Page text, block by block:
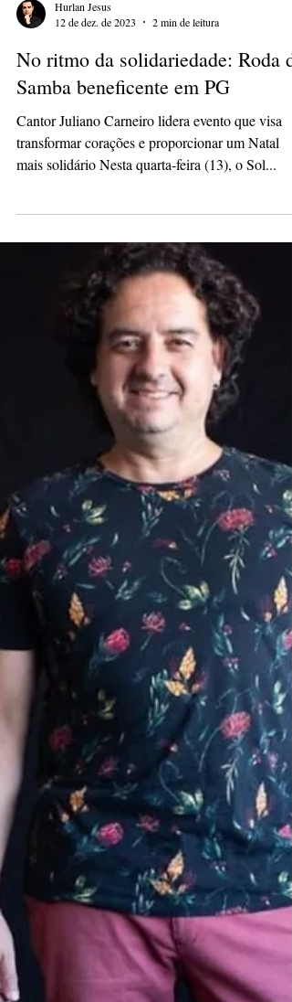
12 de dez. de 2023
2 min de leitura
No ritmo da solidariedade: Roda de
Samba beneficente em PG
Cantor Juliano Carneiro lidera evento que visa
transformar corações e proporcionar um Natal
mais solidário Nesta quarta-feira (13), o Sol...